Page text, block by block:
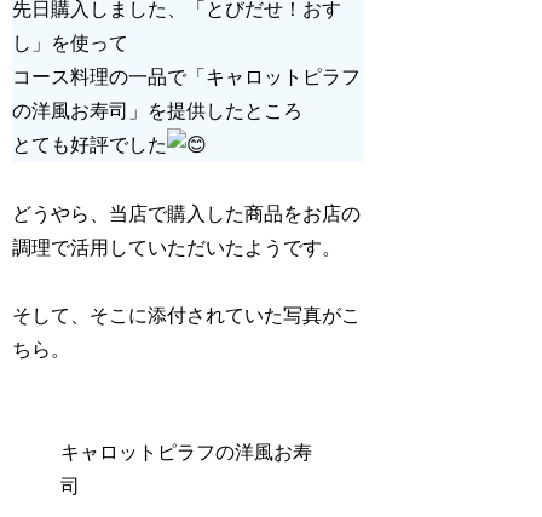
先日購入しました、「とびだせ！おす
し」を使って
コース料理の一品で「キャロットピラフ
の洋風お寿司」を提供したところ
とても好評でした
どうやら、当店で購入した商品をお店の
調理で活用していただいたようです。
そして、そこに添付されていた写真がこ
ちら。
キャロットピラフの洋風お寿
司